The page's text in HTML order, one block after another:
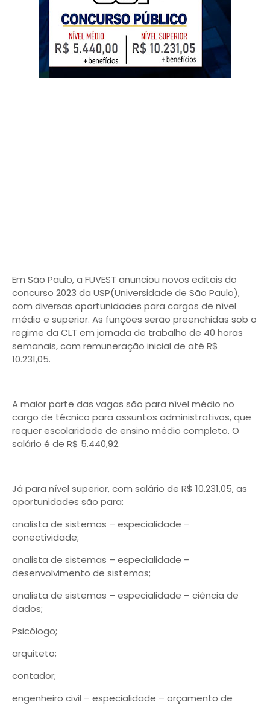
Em São Paulo, a FUVEST anunciou novos editais do
concurso 2023 da USP(Universidade de São Paulo),
com diversas oportunidades para cargos de nível
médio e superior. As funções serão preenchidas sob o
regime da CLT em jornada de trabalho de 40 horas
semanais, com remuneração inicial de até R$
10.231,05.
A maior parte das vagas são para nível médio no
cargo de técnico para assuntos administrativos, que
requer escolaridade de ensino médio completo. O
salário é de R$ 5.440,92.
Já para nível superior, com salário de R$ 10.231,05, as
oportunidades são para:
analista de sistemas – especialidade –
conectividade;
analista de sistemas – especialidade –
desenvolvimento de sistemas;
analista de sistemas – especialidade – ciência de
dados;
Psicólogo;
arquiteto;
contador;
engenheiro civil – especialidade – orçamento de